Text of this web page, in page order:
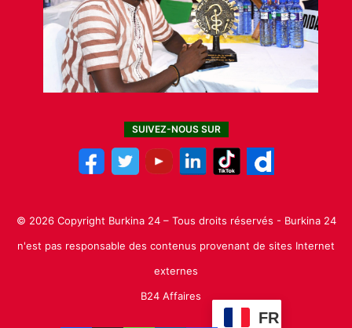
SUIVEZ-NOUS SUR
© 2026 Copyright Burkina 24 – Tous droits réservés - Burkina 24
n'est pas responsable des contenus provenant de sites Internet
externes
B24 Affaires
FR